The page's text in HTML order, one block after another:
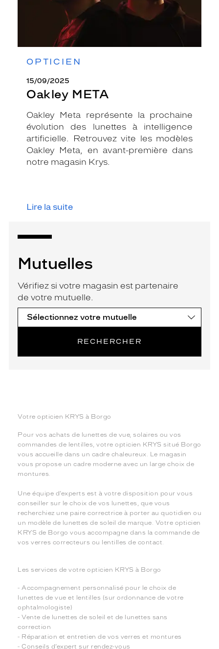
OPTICIEN
15/09/2025
Oakley META
Oakley Meta représente la prochaine
évolution des lunettes à intelligence
artificielle. Retrouvez vite les modèles
Oakley Meta, en avant-première dans
notre magasin Krys.
Lire la suite
Mutuelles
Vérifiez si votre magasin est partenaire
de votre mutuelle.
RECHERCHER
Votre opticien KRYS à Borgo
Pour vos achats de lunettes de vue, solaires ou vos
commandes de lentilles, votre opticien KRYS situé Borgo
vous accueille dans un cadre chaleureux. Le magasin
vous propose un cadre moderne avec un large choix de
montures.
Une équipe d’experts est à votre disposition pour vous
conseiller sur le choix de vos lunettes, que vous
recherchiez une paire correctrice à porter au quotidien ou
un modèle de lunettes de soleil de marque. Votre opticien
KRYS de Borgo vous accompagne dans la commande de
vos verres correcteurs ou lentilles de contact.
Les services de votre opticien KRYS à Borgo
- Accompagnement personnalisé pour le choix de
lunettes de vue et lentilles (sur ordonnance de votre
ophtalmologiste)
- Vente de lunettes de soleil et de lunettes sans
correction
- Réparation et entretien de vos verres et montures
- Conseils d’expert sur rendez-vous